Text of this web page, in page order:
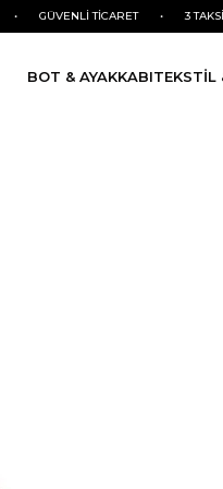
GÜVENLİ TİCARET • 3 TAKSİT
BOT & AYAKKABITEKSTİL